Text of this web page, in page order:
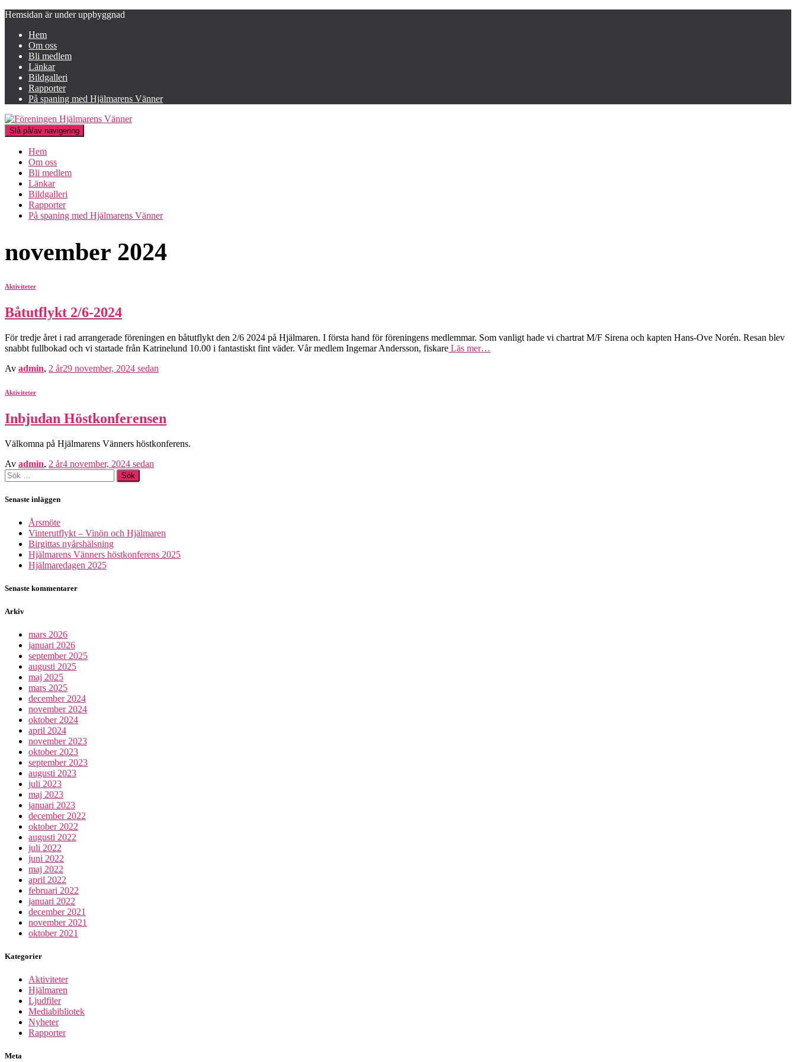
Hemsidan är under uppbyggnad
Hem
Om oss
Bli medlem
Länkar
Bildgalleri
Rapporter
På spaning med Hjälmarens Vänner
Slå på/av navigering
Hem
Om oss
Bli medlem
Länkar
Bildgalleri
Rapporter
På spaning med Hjälmarens Vänner
november 2024
Aktiviteter
Båtutflykt 2/6-2024
För tredje året i rad arrangerade föreningen en båtutflykt den 2/6 2024 på Hjälmaren. I första hand för föreningens medlemmar. Som vanligt hade vi chartrat M/F Sirena och kapten Hans-Ove Norén. Resan blev
snabbt fullbokad och vi startade från Katrinelund 10.00 i fantastiskt fint väder. Vår medlem Ingemar Andersson, fiskare Läs mer…
Av admin, 2 år29 november, 2024 sedan
Aktiviteter
Inbjudan Höstkonferensen
Välkomna på Hjälmarens Vänners höstkonferens.
Av admin, 2 år4 november, 2024 sedan
Sök
efter:
Senaste inläggen
Årsmöte
Vinterutflykt – Vinön och Hjälmaren
Birgittas nyårshälsning
Hjälmarens Vänners höstkonferens 2025
Hjälmaredagen 2025
Senaste kommentarer
Arkiv
mars 2026
januari 2026
september 2025
augusti 2025
maj 2025
mars 2025
december 2024
november 2024
oktober 2024
april 2024
november 2023
oktober 2023
september 2023
augusti 2023
juli 2023
maj 2023
januari 2023
december 2022
oktober 2022
augusti 2022
juli 2022
juni 2022
maj 2022
april 2022
februari 2022
januari 2022
december 2021
november 2021
oktober 2021
Kategorier
Aktiviteter
Hjälmaren
Ljudfiler
Mediabibliotek
Nyheter
Rapporter
Meta